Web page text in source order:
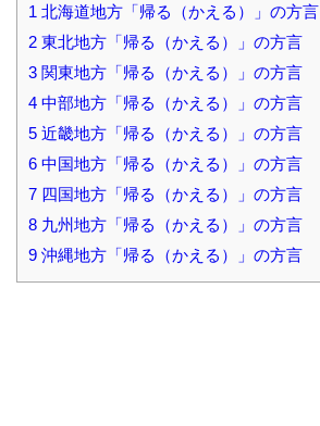
1 北海道地方「帰る（かえる）」の方言
2 東北地方「帰る（かえる）」の方言
3 関東地方「帰る（かえる）」の方言
4 中部地方「帰る（かえる）」の方言
5 近畿地方「帰る（かえる）」の方言
6 中国地方「帰る（かえる）」の方言
7 四国地方「帰る（かえる）」の方言
8 九州地方「帰る（かえる）」の方言
9 沖縄地方「帰る（かえる）」の方言